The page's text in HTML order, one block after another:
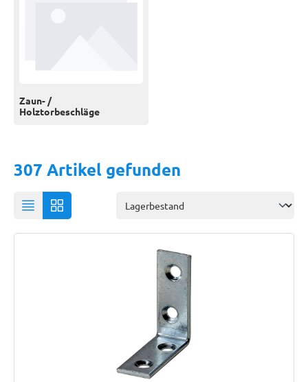
Zaun- /
Holztorbeschläge
307 Artikel gefunden